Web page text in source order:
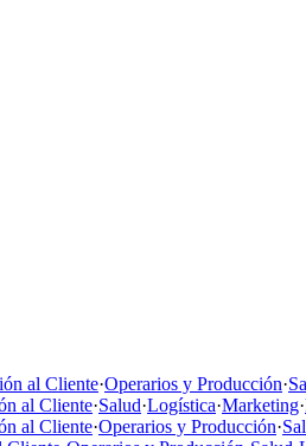
al Cliente·Operarios y Producción·
al Cliente·Salud·Logística·Marketing·
al Cliente·Operarios y Producción·